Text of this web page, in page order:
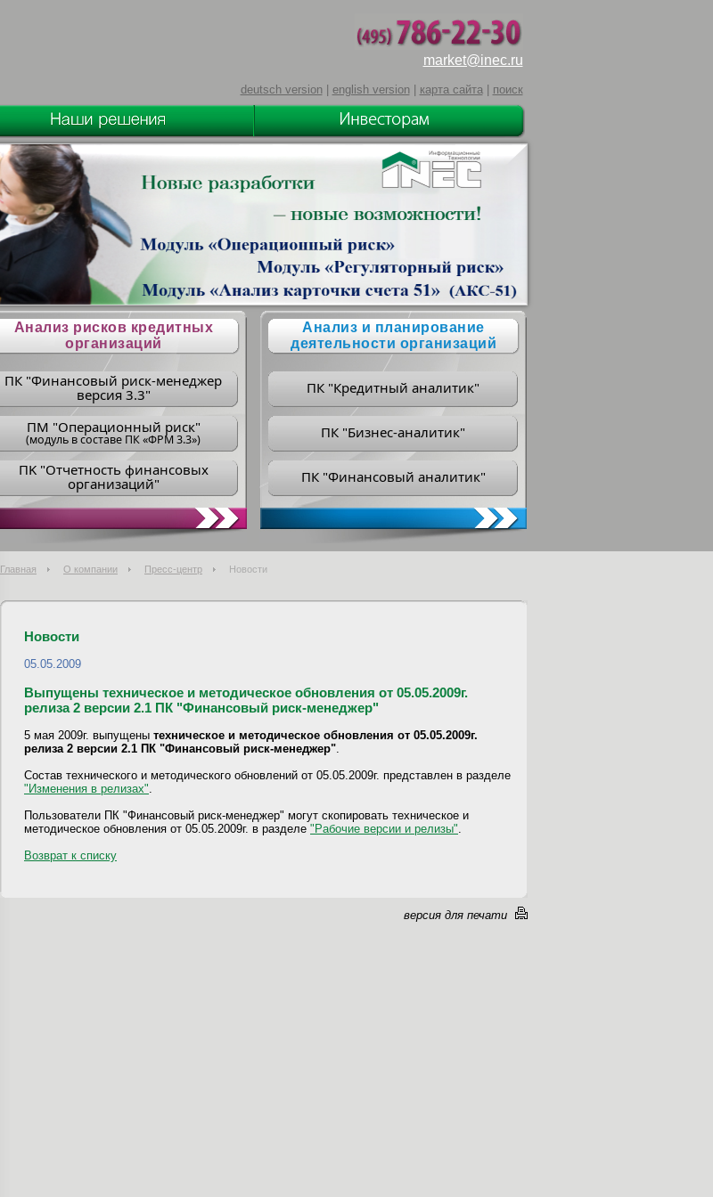
market@inec.ru
deutsch version| english version| карта сайта| поиск
Анализ рисков кредитных
организаций
ПК "Финансовый риск-менеджер
версия 3.3"
ПM "Операционный риск"
(модуль в составе ПК «ФРМ 3.3»)
ПK "Отчетность финансовых
организаций"
Анализ и планирование
деятельности организаций
ПК "Кредитный аналитик"
ПК "Бизнес-аналитик"
ПК "Финансовый аналитик"
Главная О компании Пресс-центр Новости
Новости
05.05.2009
Выпущены техническое и методическое обновления от 05.05.2009г.
релиза 2 версии 2.1 ПК "Финансовый риск-менеджер"
5 мая 2009г. выпущены техническое и методическое обновления от 05.05.2009г.
релиза 2 версии 2.1 ПК "Финансовый риск-менеджер"
Состав технического и методического обновлений от 05.05.2009г. представлен в разделе
"Изменения в релизах"
Пользователи ПК "Финансовый риск-менеджер" могут скопировать техническое и
методическое обновления от 05.05.2009г. в разделе "Рабочие версии и релизы"
Возврат к списку
версия для печати